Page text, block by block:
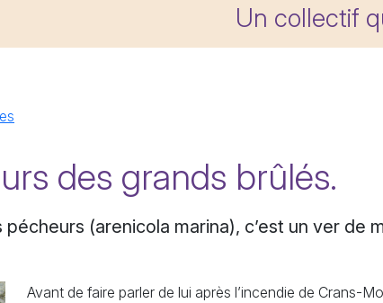
Un collectif
des grands brûlés.
pécheurs (arenicola marina), c’est un ver de
Avant de faire parler de lui après l’incendie de Crans-